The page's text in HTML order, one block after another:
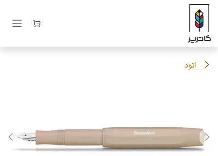
صرف نظر و مشاهده محتوا
اتود